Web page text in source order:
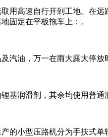
用高速自行开到工地。在
固定在平板拖车上：。
汽油，万一在雨大露大停放
基润滑剂，其余均使用普通
产的小型压路机分为手扶式